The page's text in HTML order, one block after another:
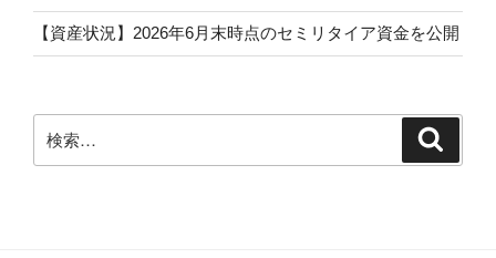
【資産状況】2026年6月末時点のセミリタイア資金を公開
索: